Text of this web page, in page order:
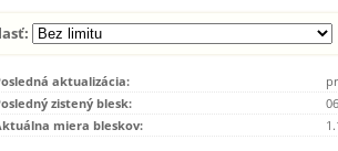
aktualizácia:
zistený blesk:
miera bleskov: